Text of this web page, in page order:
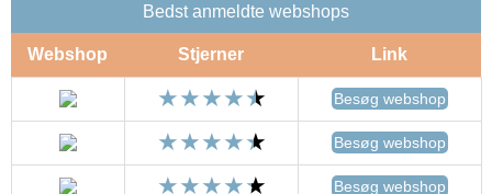
Bedst anmeldte webshops
Webshop Stjerner Link
Besøg webshop
Besøg webshop
Besøg webshop